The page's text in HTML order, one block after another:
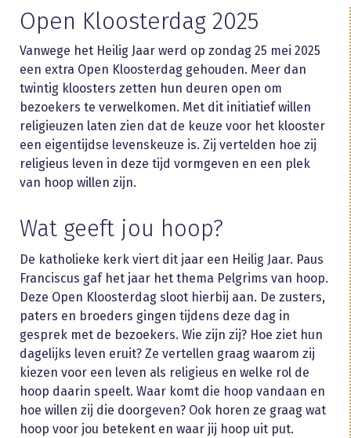
Open Kloosterdag 2025
Vanwege het Heilig Jaar werd op zondag 25 mei 2025
een extra Open Kloosterdag gehouden. Meer dan
twintig kloosters zetten hun deuren open om
bezoekers te verwelkomen. Met dit initiatief willen
religieuzen laten zien dat de keuze voor het klooster
een eigentijdse levenskeuze is. Zij vertelden hoe zij
religieus leven in deze tijd vormgeven en een plek
van hoop willen zijn.
Wat geeft jou hoop?
De katholieke kerk viert dit jaar een Heilig Jaar. Paus
Franciscus gaf het jaar het thema Pelgrims van hoop.
Deze Open Kloosterdag sloot hierbij aan. De zusters,
paters en broeders gingen tijdens deze dag in
gesprek met de bezoekers. Wie zijn zij? Hoe ziet hun
dagelijks leven eruit? Ze vertellen graag waarom zij
kiezen voor een leven als religieus en welke rol de
hoop daarin speelt. Waar komt die hoop vandaan en
hoe willen zij die doorgeven? Ook horen ze graag wat
hoop voor jou betekent en waar jij hoop uit put.